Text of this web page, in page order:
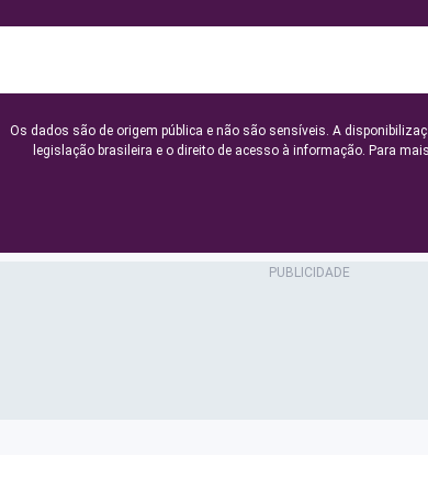
Os dados são de origem pública e não são sensíveis. A
legislação brasileira e o direito de acesso à informação. Para